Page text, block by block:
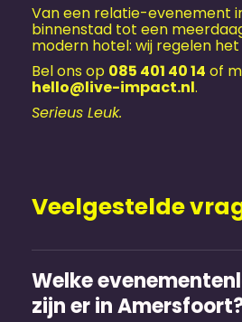
Van een relatie-evenement
binnenstad tot een
modern hotel: wij regelen het
Bel ons op 085 401 40 14 of
hello@live-impact.nl.
Serieus Leuk.
Veelgestelde
Welke
zijn er in